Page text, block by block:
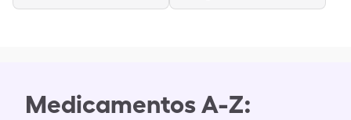
Medicamentos A-Z: